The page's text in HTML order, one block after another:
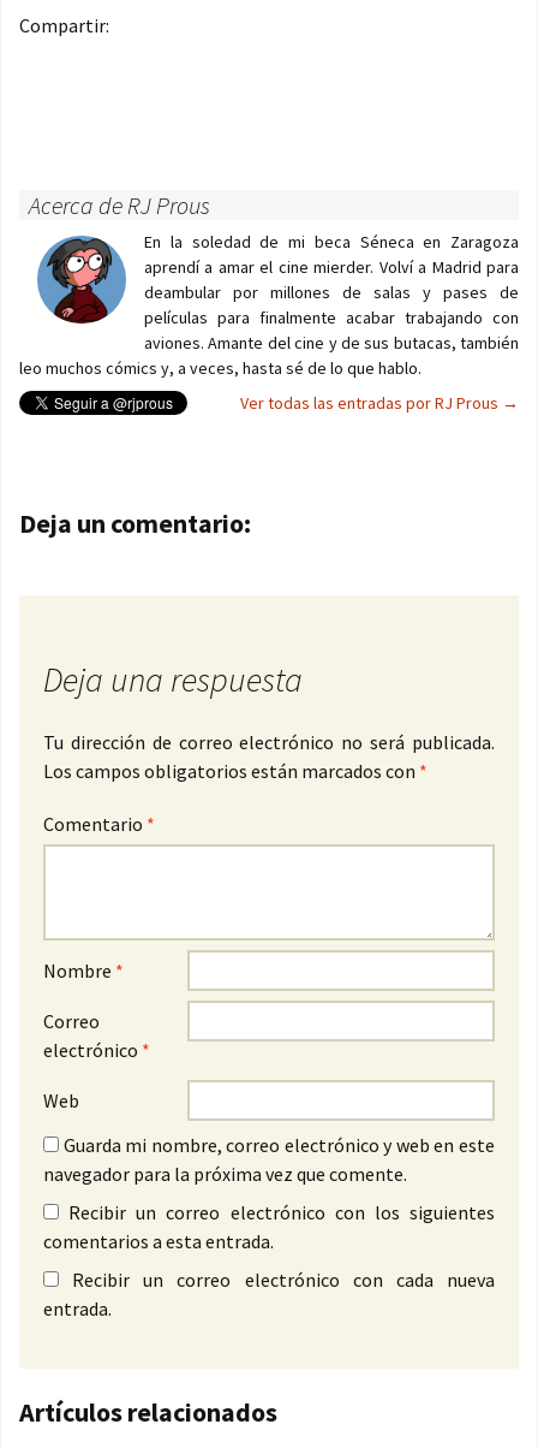
Compartir:
Acerca de RJ Prous
En la soledad de mi beca Séneca en Zaragoza
aprendí a amar el cine mierder. Volví a Madrid para
deambular por millones de salas y pases de
películas para finalmente acabar trabajando con
aviones. Amante del cine y de sus butacas, también
leo muchos cómics y, a veces, hasta sé de lo que hablo.
Ver todas las entradas por RJ Prous →
Navegación de entradas
Deja un comentario:
Deja una respuesta
Tu dirección de correo electrónico no será publicada.
Los campos obligatorios están marcados con *
Comentario *
Nombre *
Correo
electrónico *
Web
Guarda mi nombre, correo electrónico y web en este
navegador para la próxima vez que comente.
Recibir un correo electrónico con los siguientes
comentarios a esta entrada.
Recibir un correo electrónico con cada nueva
entrada.
Artículos relacionados